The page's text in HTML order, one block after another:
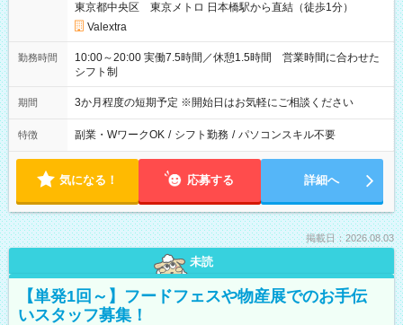
東京都中央区 東京メトロ 日本橋駅から直結（徒歩1分）
Valextra
勤務時間
10:00～20:00 実働7.5時間／休憩1.5時間 営業時間に合わせた
シフト制
期間 3か月程度の短期予定 ※開始日はお気軽にご相談ください
特徴 副業・WワークOK / シフト勤務 / パソコンスキル不要
気になる！ 応募する 詳細へ
掲載日：2026.08.03
未読
【単発1回～】フードフェスや物産展でのお手伝
いスタッフ募集！